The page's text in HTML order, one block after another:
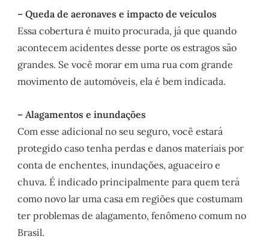
– Queda de aeronaves e impacto de veículos
Essa cobertura é muito procurada, já que quando
acontecem acidentes desse porte os estragos são
grandes. Se você morar em uma rua com grande
movimento de automóveis, ela é bem indicada.
– Alagamentos e inundações
Com esse adicional no seu seguro, você estará
protegido caso tenha perdas e danos materiais por
conta de enchentes, inundações, aguaceiro e
chuva. É indicado principalmente para quem terá
como novo lar uma casa em regiões que costumam
ter problemas de alagamento, fenômeno comum no
Brasil.